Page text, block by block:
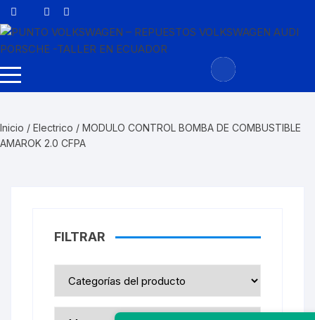
Saltar
al
Inicio / Electrico / MODULO CONTROL BOMBA DE COMBUSTIBLE
AMAROK 2.0 CFPA
FILTRAR